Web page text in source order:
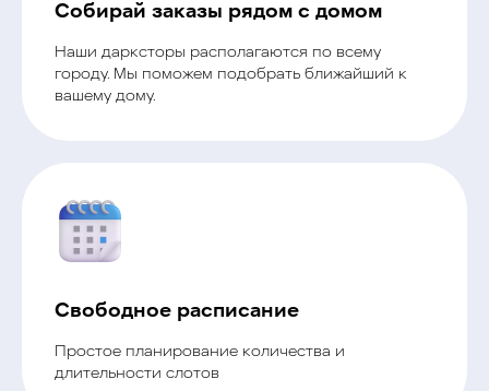
Собирай заказы рядом с домом
Наши дарксторы располагаются по всему
городу. Мы поможем подобрать ближайший к
вашему дому.
Свободное расписание
Простое планирование количества и
длительности слотов